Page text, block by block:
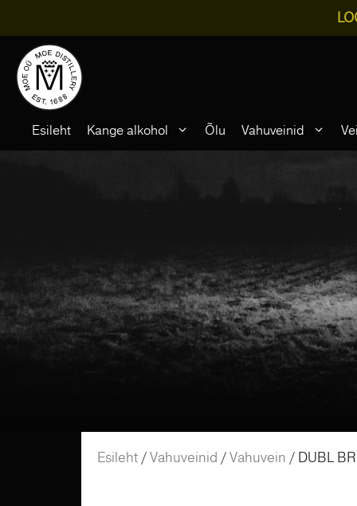
content
Esileht Kange alkohol Õlu Vahuveinid
Esileht /Vahuveinid /Vahuvein / DUBL